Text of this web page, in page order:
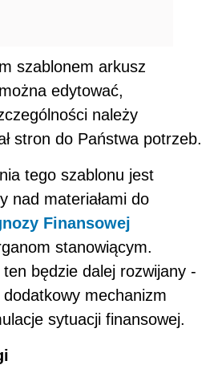
szablonem arkusz
edytować,
należy
stron do Państwa potrzeb.
tego szablonu jest
nad materiałami do
Finansowej
stanowiącym.
będzie dalej rozwijany -
mechanizm
sytuacji finansowej.